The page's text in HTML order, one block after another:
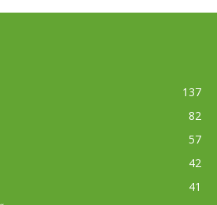
137
82
57
42
41